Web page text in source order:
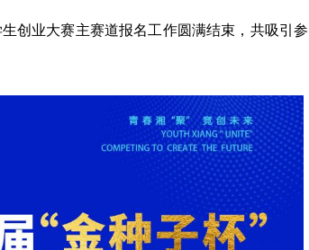
创业大赛主赛道报名工作圆满结束，共吸引参